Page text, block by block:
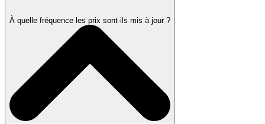
À quelle fréquence les prix sont-ils mis à jour ?